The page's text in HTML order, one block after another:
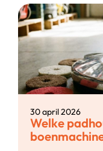
30 april 2026
Welke